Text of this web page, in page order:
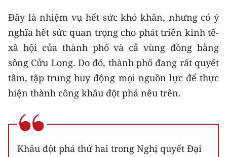
Đây là nhiệm vụ hết sức khó khăn, nhưng có ý
nghĩa hết sức quan trọng cho phát triển kinh tế-
xã hội của thành phố và cả vùng đồng bằng
sông Cửu Long. Do đó, thành phố đang rất quyết
tâm, tập trung huy động mọi nguồn lực để thực
hiện thành công khâu đột phá nêu trên.
Khâu đột phá thứ hai trong Nghị quyết Đại